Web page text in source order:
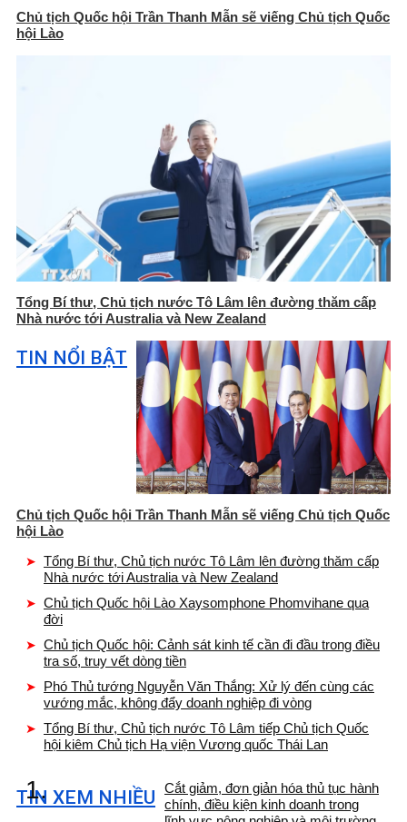
Chủ tịch Quốc hội Trần Thanh Mẫn sẽ viếng Chủ tịch Quốc
hội Lào
Tổng Bí thư, Chủ tịch nước Tô Lâm lên đường thăm cấp
Nhà nước tới Australia và New Zealand
TIN NỔI BẬT
Chủ tịch Quốc hội Trần Thanh Mẫn sẽ viếng Chủ tịch Quốc
hội Lào
Tổng Bí thư, Chủ tịch nước Tô Lâm lên đường thăm cấp
Nhà nước tới Australia và New Zealand
Chủ tịch Quốc hội Lào Xaysomphone Phomvihane qua
đời
Chủ tịch Quốc hội: Cảnh sát kinh tế cần đi đầu trong điều
tra số, truy vết dòng tiền
Phó Thủ tướng Nguyễn Văn Thắng: Xử lý đến cùng các
vướng mắc, không đẩy doanh nghiệp đi vòng
Tổng Bí thư, Chủ tịch nước Tô Lâm tiếp Chủ tịch Quốc
hội kiêm Chủ tịch Hạ viện Vương quốc Thái Lan
TIN XEM NHIỀU
1.
Cắt giảm, đơn giản hóa thủ tục hành
chính, điều kiện kinh doanh trong